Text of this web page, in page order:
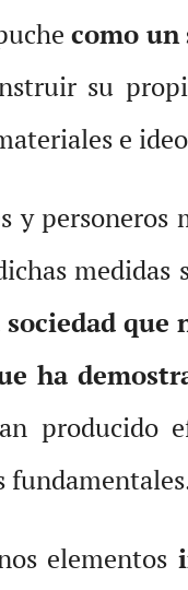
como un
su
e
y personeros
medidas
que
ha
producido
elementos